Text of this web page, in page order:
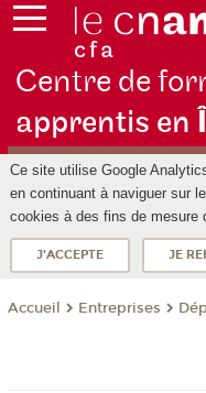
Centre de
apprentis en
Ce site utilise Google
en continuant à naviguer sur
cookies à des fins de mesure
J'ACCEPTE JE
Accueil Entreprises